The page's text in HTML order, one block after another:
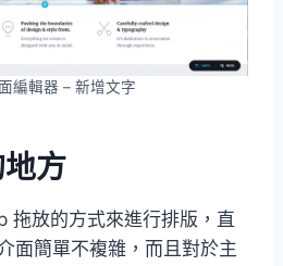
編輯器 – 新增文字
方
拖放的方式來進行排版，直
面簡單不複雜，而且對於主